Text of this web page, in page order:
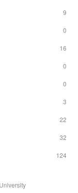
9
0
16
0
0
3
22
32
124